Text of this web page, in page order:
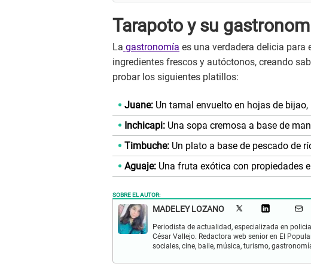
Tarapoto y su
La gastronomía es una verdadera delicia
ingredientes frescos y autóctonos, creando
probar los siguientes platillos:
Juane: Un tamal envuelto en hojas de
Inchicapi: Una sopa cremosa a base de
Timbuche: Un plato a base de pescado de
Aguaje: Una fruta exótica con propiedades
SOBRE EL AUTOR:
MADELEY LOZANO
Periodista de actualidad, especializada en
César Vallejo. Redactora web senior en El
sociales, cine, baile, música, turismo,